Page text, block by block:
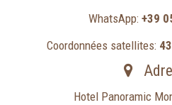
WhatsApp: +39
Coordonnées satellites:
Hotel Panoramic